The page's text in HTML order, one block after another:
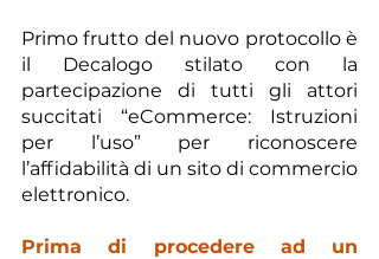
Primo frutto del nuovo protocollo è
il Decalogo stilato con la
partecipazione di tutti gli attori
succitati “eCommerce: Istruzioni
per l’uso” per riconoscere
l’affidabilità di un sito di commercio
elettronico.
Prima di procedere ad un